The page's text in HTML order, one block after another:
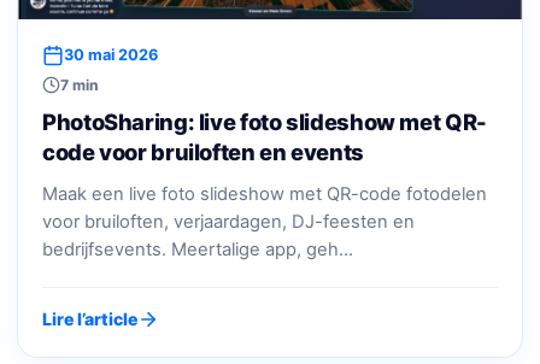
30 mai 2026
7 min
PhotoSharing: live foto slideshow met QR-
code voor bruiloften en events
Maak een live foto slideshow met QR-code fotodelen
voor bruiloften, verjaardagen, DJ-feesten en
bedrijfsevents. Meertalige app, geh…
Lire l’article